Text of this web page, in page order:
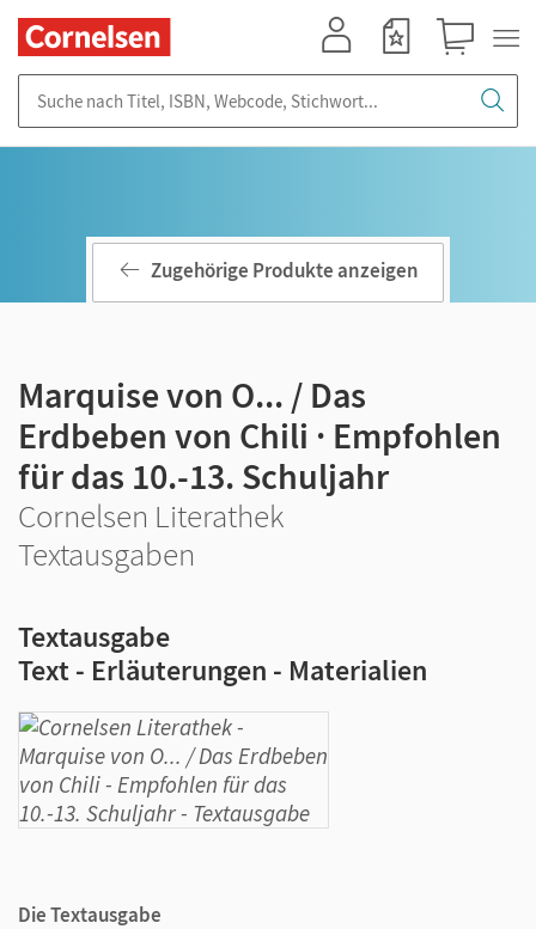
Zugehörige Produkte anzeigen
Marquise von O... / Das
Erdbeben von Chili · Empfohlen
für das 10.-13. Schuljahr
Cornelsen Literathek
Textausgaben
Textausgabe
Text - Erläuterungen - Materialien
Die Textausgabe